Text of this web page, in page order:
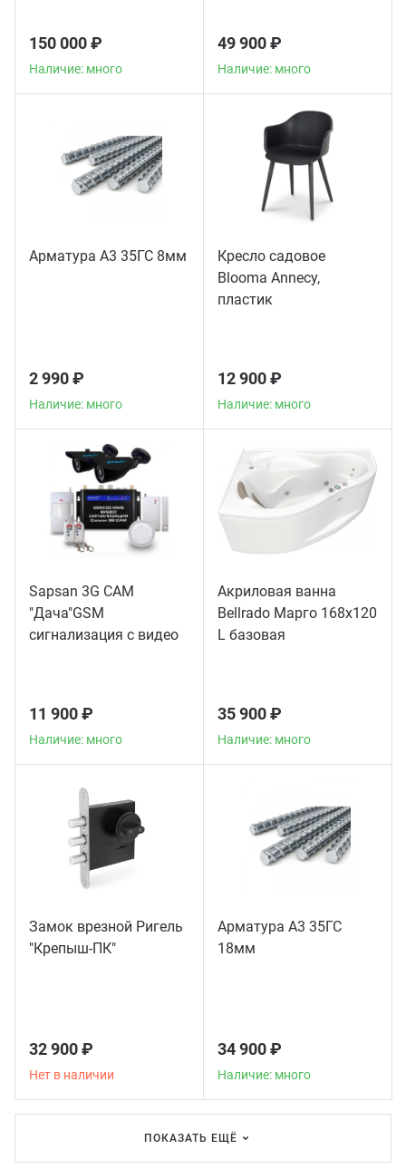
150 000 ₽
Наличие: много
49 900 ₽
Наличие: много
Арматура А3 35ГС 8мм
2 990 ₽
Наличие: много
Кресло садовое
Blooma Annecy,
пластик
12 900 ₽
Наличие: много
Sapsan 3G CAM
"Дача"GSM
сигнализация с видео
11 900 ₽
Наличие: много
Акриловая ванна
Bellrado Марго 168x120
L базовая
35 900 ₽
Наличие: много
Замок врезной Ригель
"Крепыш-ПК"
32 900 ₽
Нет в наличии
Арматура А3 35ГС
18мм
34 900 ₽
Наличие: много
ПОКАЗАТЬ ЕЩЁ